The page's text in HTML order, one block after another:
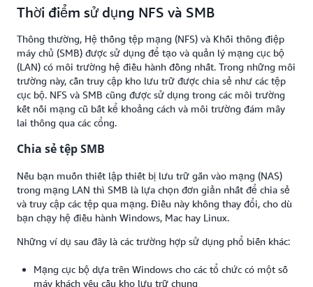
Thời điểm sử dụng NFS và SMB
Thông thường, Hệ thống tệp mạng (NFS) và Khối thông điệp
máy chủ (SMB) được sử dụng để tạo và quản lý mạng cục bộ
(LAN) có môi trường hệ điều hành đồng nhất. Trong những môi
trường này, cần truy cập kho lưu trữ được chia sẻ như các tệp
cục bộ. NFS và SMB cũng được sử dụng trong các môi trường
kết nối mạng cũ bất kể khoảng cách và môi trường đám mây
lai thông qua các cổng.
Chia sẻ tệp SMB
Nếu bạn muốn thiết lập thiết bị lưu trữ gắn vào mạng (NAS)
trong mạng LAN thì SMB là lựa chọn đơn giản nhất để chia sẻ
và truy cập các tệp qua mạng. Điều này không thay đổi, cho dù
bạn chạy hệ điều hành Windows, Mac hay Linux.
Những ví dụ sau đây là các trường hợp sử dụng phổ biến khác:
Mạng cục bộ dựa trên Windows cho các tổ chức có một số
máy khách yêu cầu kho lưu trữ chung